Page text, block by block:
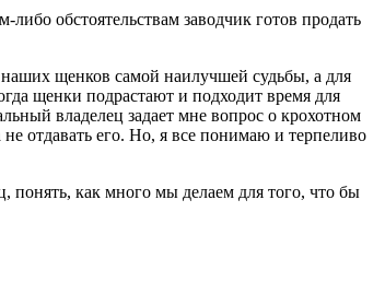
обстоятельствам заводчик готов продать
щенков самой наилучшей судьбы, а для
щенки подрастают и подходит время для
владелец задает мне вопрос о крохотном
отдавать его. Но, я все понимаю и терпеливо
понять, как много мы делаем для того, что бы